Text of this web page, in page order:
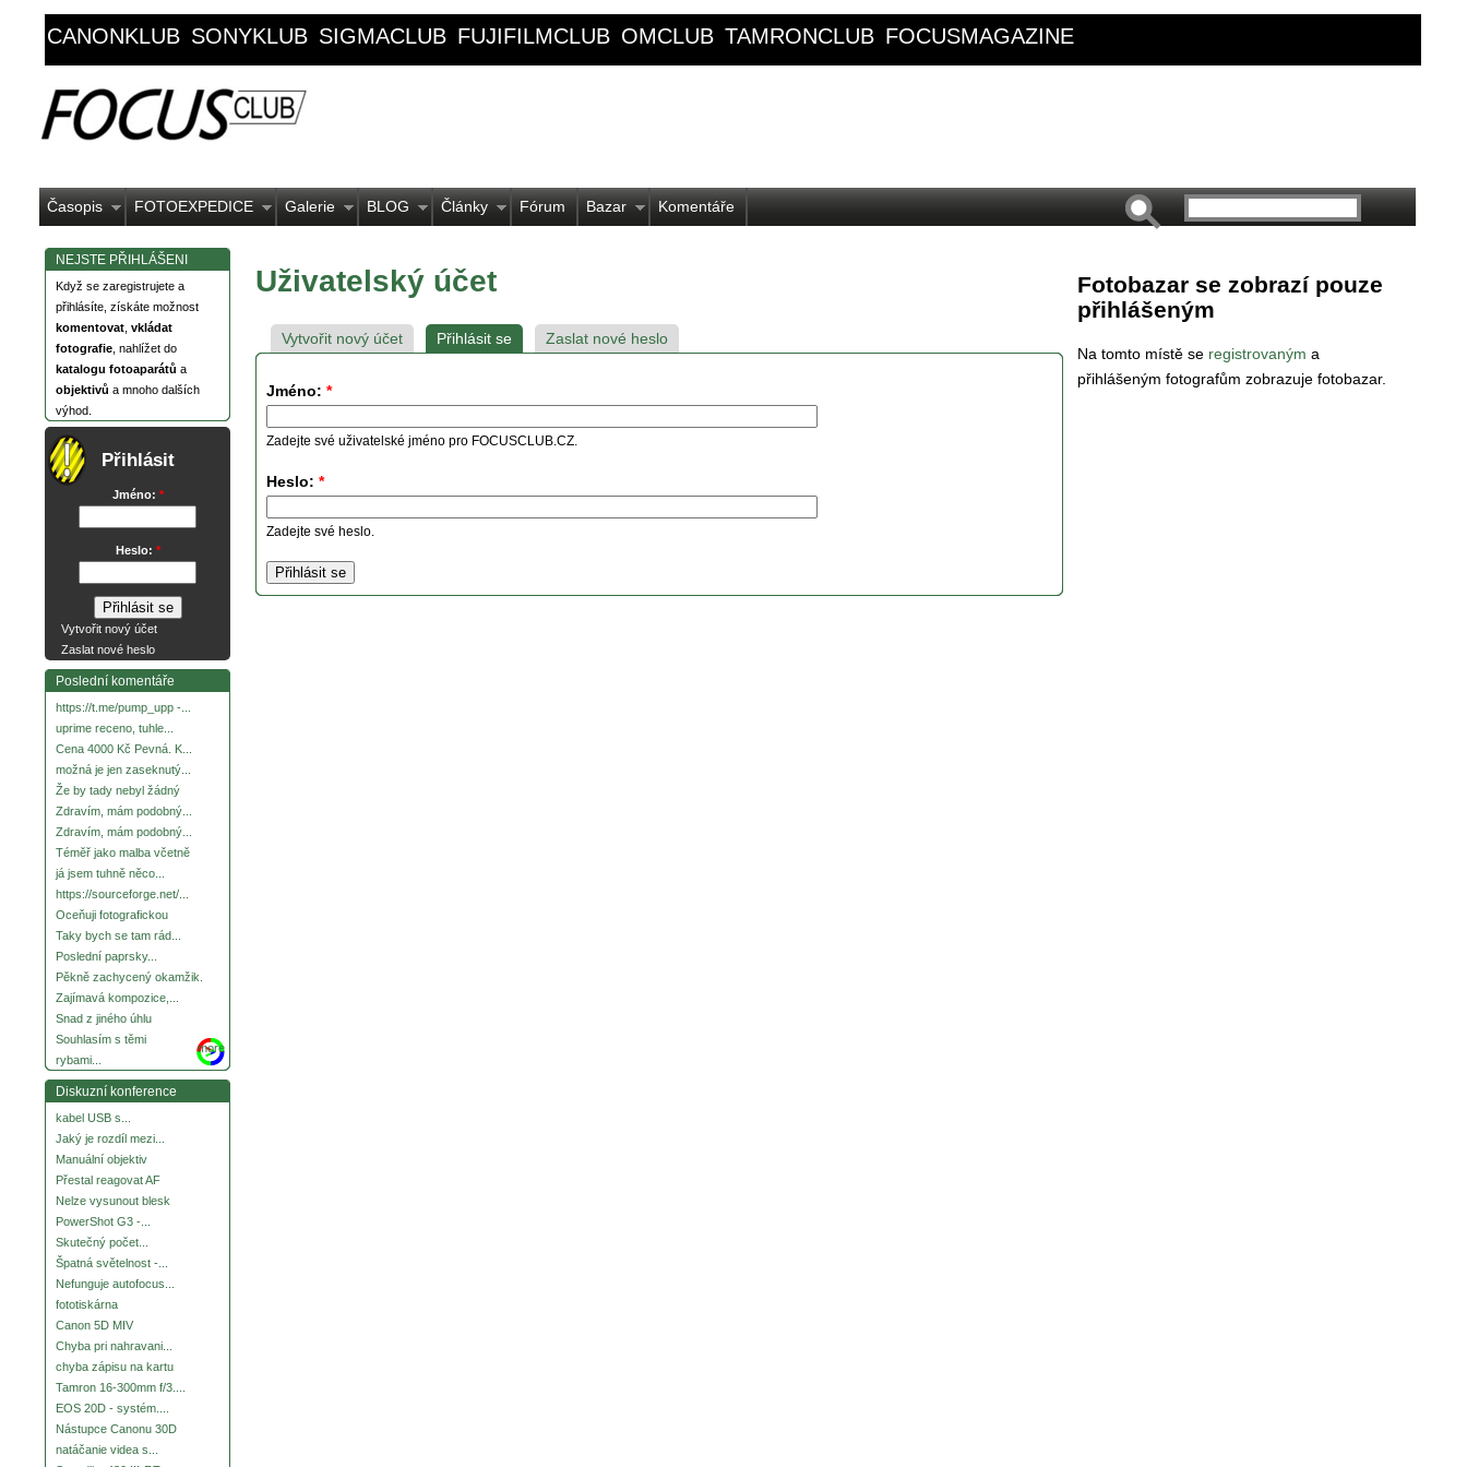
CANONKLUB SONYKLUB SIGMACLUB FUJIFILMCLUB OMCLUB TAMRONCLUB FOCUSMAGAZINE
Časopis FOTOEXPEDICE Galerie BLOG Články Fórum Bazar Komentáře
NEJSTE PŘIHLÁŠENI
Když se zaregistrujete a
přihlásíte, získáte možnost
komentovat vkládat
fotografie , nahlížet do
katalogu fotoaparátů a
objektivů a mnoho dalších
výhod.
Přihlásit
Jméno: *
Heslo: *
Vytvořit nový účet
Zaslat nové heslo
Poslední komentáře
https://t.me/pump_upp -...
uprime receno, tuhle...
Cena 4000 Kč Pevná. K...
možná je jen zaseknutý...
Že by tady nebyl žádný
Zdravím, mám podobný...
Zdravím, mám podobný...
Téměř jako malba včetně
já jsem tuhně něco...
https://sourceforge.net/...
Oceňuji fotografickou
Taky bych se tam rád...
Poslední paprsky...
Pěkně zachycený okamžik.
Zajímavá kompozice,...
Snad z jiného úhlu
Souhlasím s těmi
rybami...
more
Diskuzní konference
kabel USB s...
Jaký je rozdíl mezi...
Manuální objektiv
Přestal reagovat AF
Nelze vysunout blesk
PowerShot G3 -...
Skutečný počet...
Špatná světelnost -...
Nefunguje autofocus...
fototiskárna
Canon 5D MIV
Chyba pri nahravani...
chyba zápisu na kartu
Tamron 16-300mm f/3....
EOS 20D - systém....
Nástupce Canonu 30D
natáčanie videa s...
Uživatelský účet
Vytvořit nový účet Přihlásit se Zaslat nové heslo
Jméno: *
Zadejte své uživatelské jméno pro FOCUSCLUB.CZ.
Heslo: *
Zadejte své heslo.
Fotobazar se zobrazí pouze
přihlášeným
Na tomto místě se registrovaným a
přihlášeným fotografům zobrazuje fotobazar.